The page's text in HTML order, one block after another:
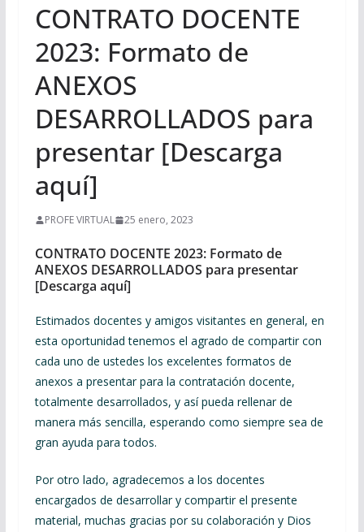
CONTRATO DOCENTE
2023: Formato de
ANEXOS
DESARROLLADOS para
presentar [Descarga
aquí]
PROFE VIRTUAL 25 enero, 2023
CONTRATO DOCENTE 2023: Formato de
ANEXOS DESARROLLADOS para presentar
[Descarga aquí]
Estimados docentes y amigos visitantes en general, en
esta oportunidad tenemos el agrado de compartir con
cada uno de ustedes los excelentes formatos de
anexos a presentar para la contratación docente,
totalmente desarrollados, y así pueda rellenar de
manera más sencilla, esperando como siempre sea de
gran ayuda para todos.
Por otro lado, agradecemos a los docentes
encargados de desarrollar y compartir el presente
material, muchas gracias por su colaboración y Dios